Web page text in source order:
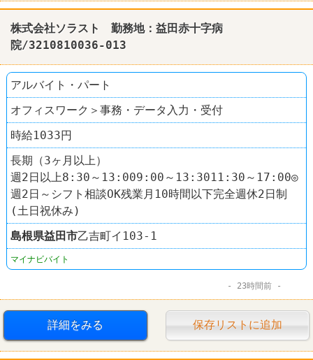
株式会社ソラスト 勤務地：益田赤十字病
院/3210810036-013
アルバイト・パート
オフィスワーク＞事務・データ入力・受付
時給1033円
長期（3ヶ月以上）
週2日以上8:30～13:009:00～13:3011:30～17:00◎
週2日～シフト相談OK残業月10時間以下完全週休2日制
(土日祝休み)
島根県益田市乙吉町イ103-1
マイナビバイト
23時間前
詳細をみる 保存リストに追加